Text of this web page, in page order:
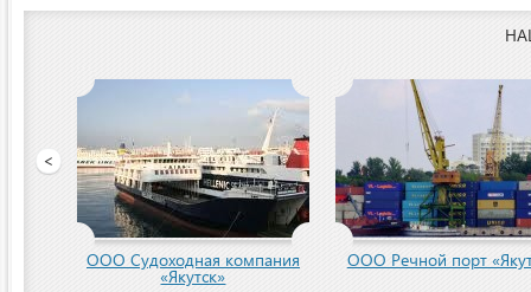
<
ООО Судоходная компания
«Якутск»
ООО Речной порт